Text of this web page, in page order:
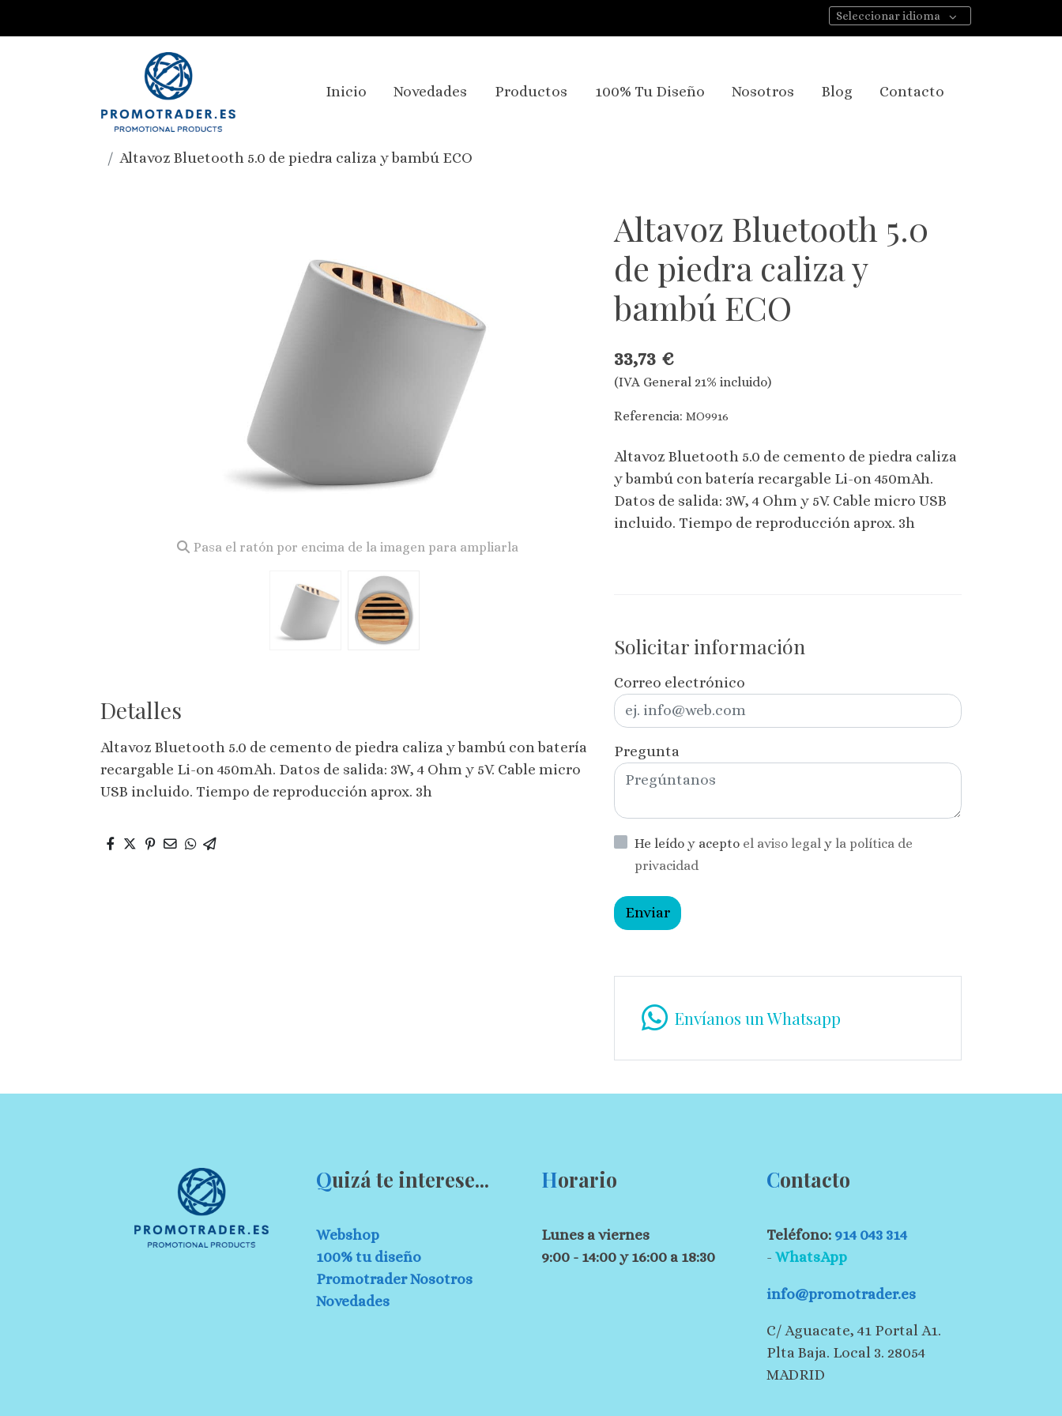
Seleccionar idioma
Inicio Novedades Productos 100% Tu Diseño Nosotros Blog Contacto
Altavoz Bluetooth 5.0 de piedra caliza y bambú ECO
Pasa el ratón por encima de la imagen para ampliarla
Detalles
Altavoz Bluetooth 5.0 de cemento de piedra caliza y bambú con batería
recargable Li-on 450mAh. Datos de salida: 3W, 4 Ohm y 5V. Cable micro
USB incluido. Tiempo de reproducción aprox. 3h
Altavoz Bluetooth 5.0
de piedra caliza y
bambú ECO
33,73 €
(IVA General 21% incluido)
Referencia:MO9916
Altavoz Bluetooth 5.0 de cemento de piedra caliza
y bambú con batería recargable Li-on 450mAh.
Datos de salida: 3W, 4 Ohm y 5V. Cable micro USB
incluido. Tiempo de reproducción aprox. 3h
Solicitar información
Correo electrónico
Pregunta
He leído y acepto el aviso legal y la política de
privacidad
Enviar
Envíanos un Whatsapp
Quizá te interese...
Webshop
100% tu diseño
Promotrader Nosotros
Novedades
Horario
Lunes a viernes
9:00 - 14:00 y 16:00 a 18:30
Contacto
Teléfono: 914 043 314
- WhatsApp
info@promotrader.es
C/ Aguacate, 41 Portal A1.
Plta Baja. Local 3. 28054
MADRID